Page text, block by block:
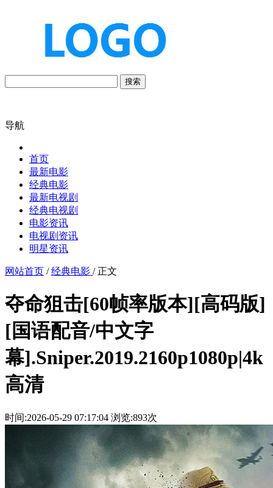
搜索
导航
首页
最新电影
经典电影
最新电视剧
经典电视剧
电影资讯
电视剧资讯
明星资讯
网站首页 /经典电影 / 正文
夺命狙击[60帧率版本][高码版]
[国语配音/中文字
幕].Sniper.2019.2160p1080p|4k
高清
时间:2026-05-29 07:17:04 浏览:893次